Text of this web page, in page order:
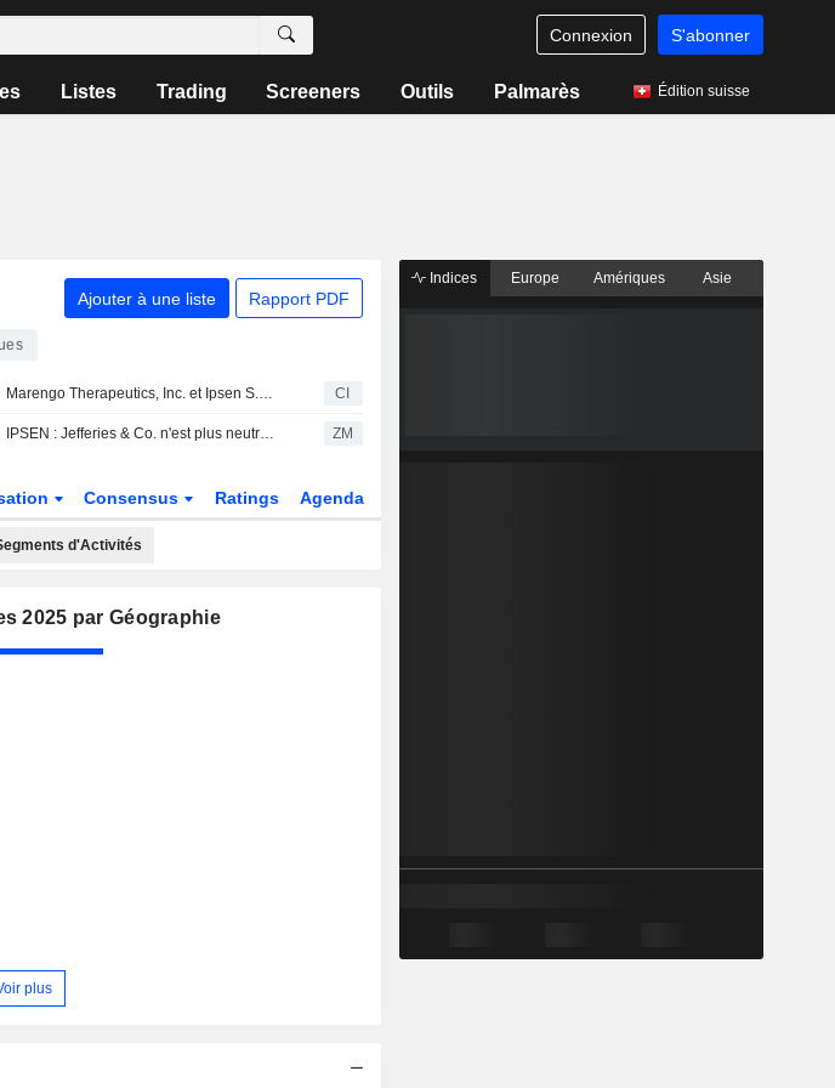
Connexion S'abonner
Listes Trading Screeners Outils Palmarès Édition suisse
Ajouter à une liste Rapport PDF
Marengo Therapeutics, Inc. et Ipsen S.A. désignent un premier candidat-médicament dans le cadre de leur collaboration stratégique TriSTAR CI
IPSEN : Jefferies & Co. n'est plus neutre mais vendeur ZM
Consensus Ratings Agenda
d'Activités
2025 par Géographie
plus
Indices Europe Amériques Asie